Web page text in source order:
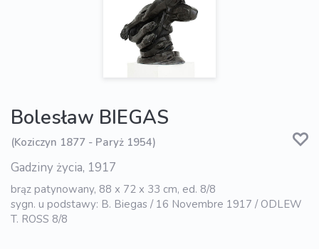
Bolesław BIEGAS
(Koziczyn 1877 - Paryż 1954)
Gadziny życia, 1917
brąz patynowany, 88 x 72 x 33 cm, ed. 8/8
sygn. u podstawy: B. Biegas / 16 Novembre 1917 / ODLEW
T. ROSS 8/8